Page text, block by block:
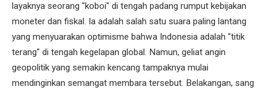
layaknya seorang "koboi" di tengah padang rumput kebijakan
moneter dan fiskal. Ia adalah salah satu suara paling lantang
yang menyuarakan optimisme bahwa Indonesia adalah "titik
terang" di tengah kegelapan global. Namun, geliat angin
geopolitik yang semakin kencang tampaknya mulai
mendinginkan semangat membara tersebut. Belakangan, sang